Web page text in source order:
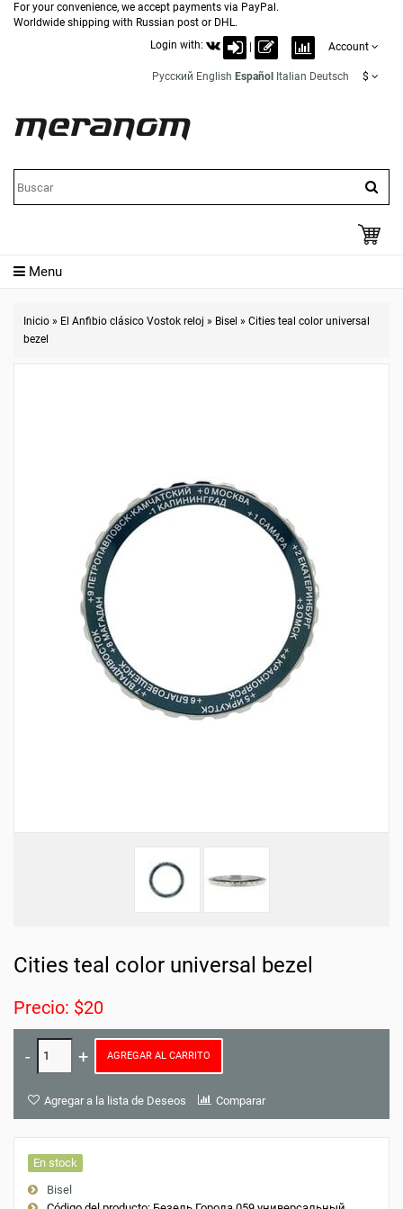
For your convenience, we accept payments via PayPal.
Worldwide shipping with Russian post or DHL.
Login with:
Account
Русский English Español Italian Deutsch $
Menu
Inicio » El Anfibio clásico Vostok reloj » Bisel » Cities teal color universal
bezel
Cities teal color universal bezel
Precio: $20
AGREGAR AL CARRITO
Agregar a la lista de Deseos Comparar
En stock
Bisel